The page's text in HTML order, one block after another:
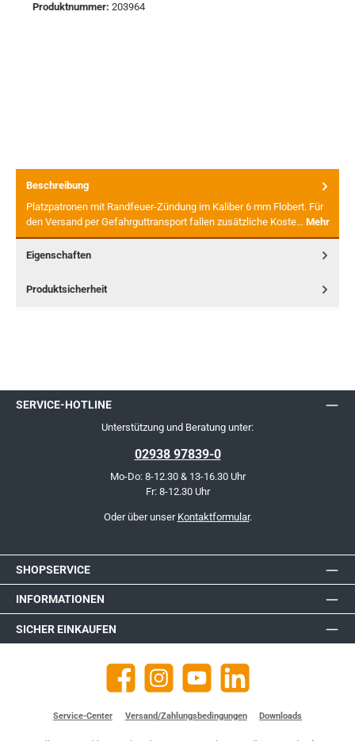
Produktnummer: 203964
Beschreibung
Platzpatronen mit Randfeuer-Zündung im Kaliber 6 mm Flobert. Für
den Versand per Gefahrguttransport fallen zusätzliche Koste… Mehr
Eigenschaften
Produktsicherheit
SERVICE-HOTLINE
Unterstützung und Beratung unter:
02938 97839-0
Mo-Do: 8-12.30 & 13-16.30 Uhr
Fr: 8-12.30 Uhr
Oder über unser Kontaktformular.
SHOPSERVICE
INFORMATIONEN
SICHER EINKAUFEN
Facebook Instagram YouTube https://de.linkedin.com/company/
Service-Center Versand/Zahlungsbedingungen Downloads